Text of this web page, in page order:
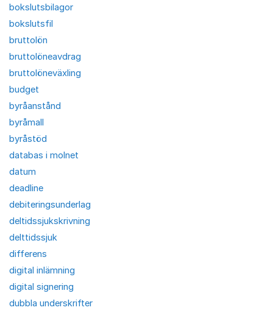
bokslutsbilagor
bokslutsfil
bruttolön
bruttolöneavdrag
bruttolöneväxling
budget
byråanstånd
byråmall
byråstöd
databas i molnet
datum
deadline
debiteringsunderlag
deltidssjukskrivning
delttidssjuk
differens
digital inlämning
digital signering
dubbla underskrifter